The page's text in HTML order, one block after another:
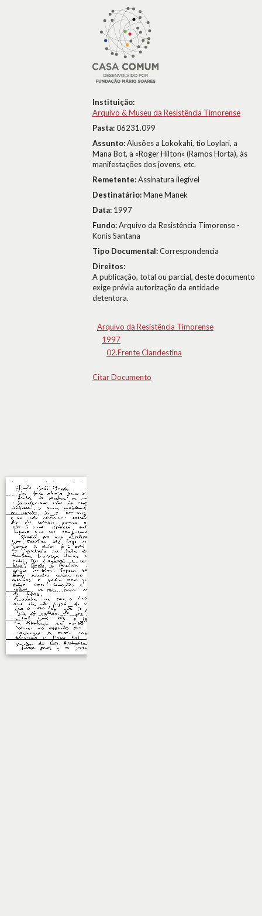
Instituição:
Arquivo & Museu da Resistência Timorense
Pasta:06231.099
Assunto:Alusões a Lokokahi, tio Loylari, a
Mana Bot, a «Roger Hilton» (Ramos Horta), às
manifestações dos jovens, etc.
Remetente:Assinatura ilegível
Destinatário:Mane Manek
Data: 1997
Fundo:Arquivo da Resistência Timorense -
Konis Santana
Tipo Documental:Correspondencia
Direitos:
A publicação, total ou parcial, deste documento
exige prévia autorização da entidade
detentora.
Arquivo da Resistência Timorense
1997
02.Frente Clandestina
Citar Documento